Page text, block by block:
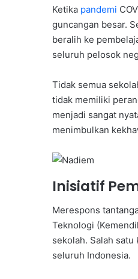
Ketika pandemi
guncangan besar.
beralih ke
seluruh pelosok
Tidak semua
tidak memiliki
menjadi sangat
menimbulkan
Inisiatif
Merespons
Teknologi
sekolah. Salah
seluruh Indonesia.